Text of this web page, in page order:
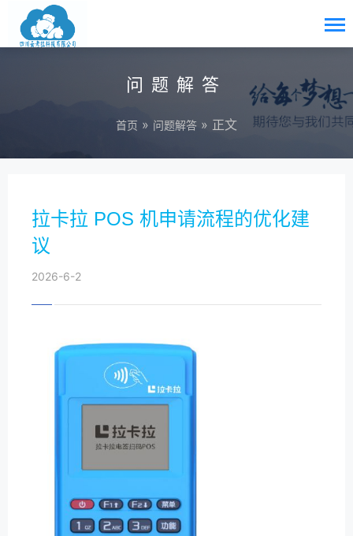
问题解答
首页 » 问题解答 » 正文
拉卡拉 POS 机申请流程的优化建
议
2026-6-2